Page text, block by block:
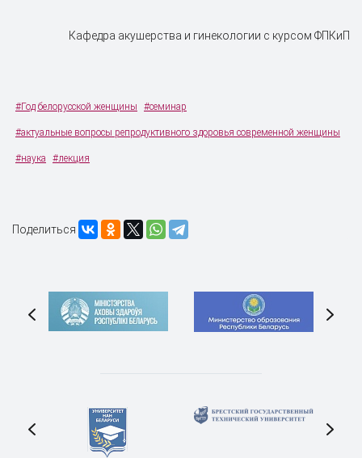
Кафедра акушерства и гинекологии с курсом ФПКиП
#Год белорусской женщины #семинар
#актуальные вопросы репродуктивного здоровья современной женщины
#наука #лекция
Поделиться